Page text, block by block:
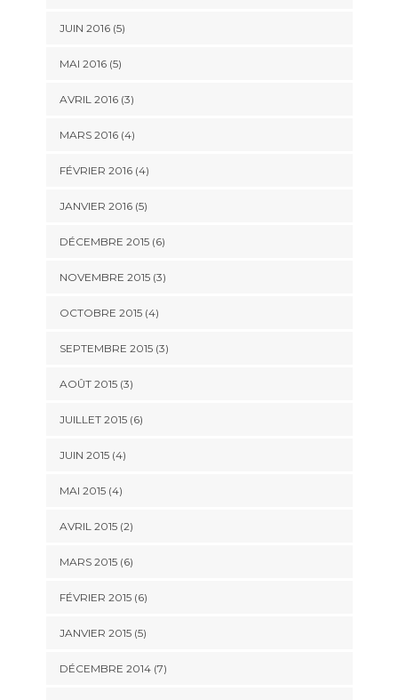
JUIN 2016(5)
MAI 2016(5)
AVRIL 2016(3)
MARS 2016(4)
FÉVRIER 2016(4)
JANVIER 2016(5)
DÉCEMBRE 2015(6)
NOVEMBRE 2015(3)
OCTOBRE 2015(4)
SEPTEMBRE 2015(3)
AOÛT 2015(3)
JUILLET 2015(6)
JUIN 2015(4)
MAI 2015(4)
AVRIL 2015(2)
MARS 2015(6)
FÉVRIER 2015(6)
JANVIER 2015(5)
DÉCEMBRE 2014(7)